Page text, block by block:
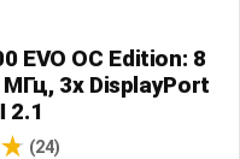
EVO OC Edition: 8
МГц, 3x DisplayPort
2.1
(24)